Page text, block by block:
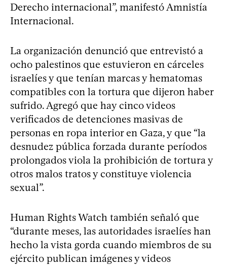
Derecho internacional”, manifestó Amnistía
Internacional.
La organización denunció que entrevistó a
ocho palestinos que estuvieron en cárceles
israelíes y que tenían marcas y hematomas
compatibles con la tortura que dijeron haber
sufrido. Agregó que hay cinco videos
verificados de detenciones masivas de
personas en ropa interior en Gaza, y que “la
desnudez pública forzada durante períodos
prolongados viola la prohibición de tortura y
otros malos tratos y constituye violencia
sexual”.
Human Rights Watch también señaló que
“durante meses, las autoridades israelíes han
hecho la vista gorda cuando miembros de su
ejército publican imágenes y videos